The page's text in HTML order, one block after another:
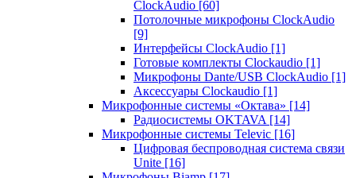
ClockAudio [60]
Потолочные микрофоны ClockAudio
[9]
Интерфейсы ClockAudio [1]
Готовые комплекты Clockaudio [1]
Микрофоны Dante/USB ClockAudio [1]
Аксессуары Clockaudio [1]
Микрофонные системы «Октава» [14]
Радиосистемы OKTAVA [14]
Микрофонные системы Televic [16]
Цифровая беспроводная система связи
Unite [16]